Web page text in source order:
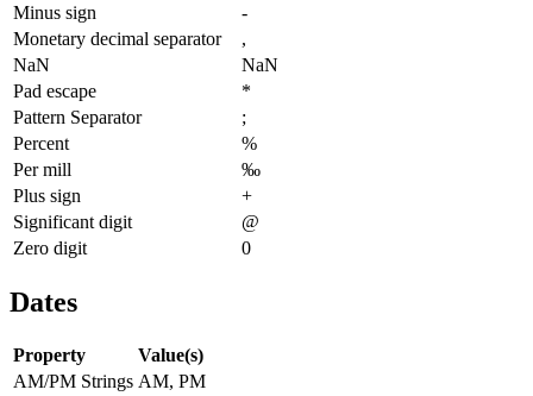
Minus sign
-
Monetary decimal separator
,
NaN
NaN
Pad escape
*
Pattern Separator
;
Percent
%
Per mill
‰
Plus sign
+
Significant digit
@
Zero digit
0
Dates
Property
Value(s)
AM/PM Strings AM, PM